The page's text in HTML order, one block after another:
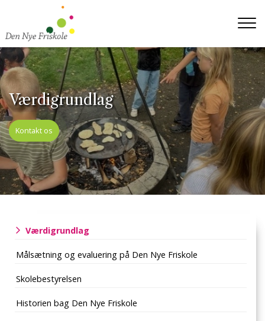
hovedindhold
Værdigrundlag
Kontakt os
Primær
Værdigrundlag
Målsætning og evaluering på Den Nye Friskole
Skolebestyrelsen
Historien bag Den Nye Friskole